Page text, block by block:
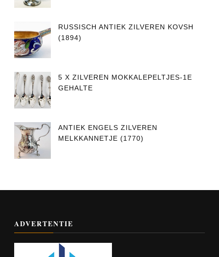
RUSSISCH ANTIEK ZILVEREN KOVSH
(1894)
5 X ZILVEREN MOKKALEPELTJES-1E
GEHALTE
ANTIEK ENGELS ZILVEREN
MELKKANNETJE (1770)
ADVERTENTIE